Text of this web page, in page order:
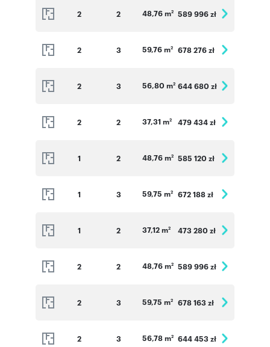
2 2 48,76 m2 589 996 zł
2 3 59,76 m2 678 276 zł
2 3 56,80 m2 644 680 zł
2 2 37,31 m2 479 434 zł
1 2 48,76 m2 585 120 zł
1 3 59,75 m2 672 188 zł
1 2 37,12 m2 473 280 zł
2 2 48,76 m2 589 996 zł
2 3 59,75 m2 678 163 zł
2 3 56,78 m2 644 453 zł